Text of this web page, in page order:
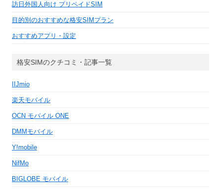
訪日外国人向け プリペイドSIM
目的別のおすすめな格安SIMプラン
おすすめアプリ・設定
格安SIMのクチコミ・記事一覧
IIJmio
楽天モバイル
OCN モバイル ONE
DMMモバイル
Y!mobile
NifMo
BIGLOBE モバイル